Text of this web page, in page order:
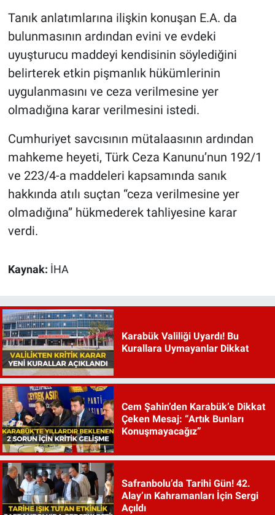
Tanık anlatımlarına ilişkin konuşan E.A. da
bulunmasının ardından evini ve evdeki
uyuşturucu maddeyi kendisinin söylediğini
belirterek etkin pişmanlık hükümlerinin
uygulanmasını ve ceza verilmesine yer
olmadığına karar verilmesini istedi.
Cumhuriyet savcısının mütalaasının ardından
mahkeme heyeti, Türk Ceza Kanunu’nun 192/1
ve 223/4-a maddeleri kapsamında sanık
hakkında atılı suçtan “ceza verilmesine yer
olmadığına” hükmederek tahliyesine karar
verdi.
Kaynak: İHA
Karabük Valiliği Uyardı! Bu
Kurallara Uymayanlar Dikkat
Cem Şahin’den Karabük’e Dikkat
Çeken Mesaj: “Artık Bunları
Konuşmayacağız”
Safranbolu’da Tarihi Gün! 42.
Alay’ın Kahramanları İçin Sergi
Açıldı